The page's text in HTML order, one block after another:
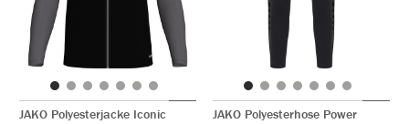
JAKO Polyesterjacke Iconic
JAKO Polyesterhose Power